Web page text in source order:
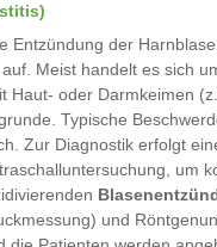
Entzündung der
Meist handelt es sich
Haut- oder Darmkeimen
Typische
Zur Diagnostik erfolgt
um
und